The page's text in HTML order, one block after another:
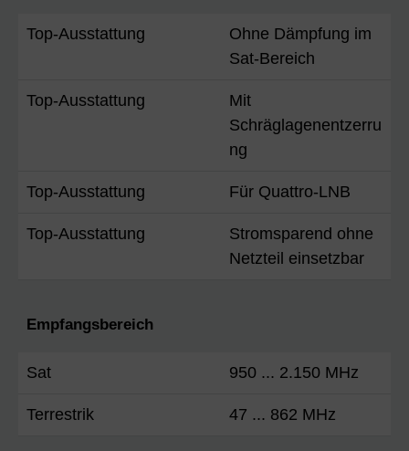
Top-Ausstattung
Ohne Dämpfung im
Sat-Bereich
Top-Ausstattung
Mit
Schräglagenentzerru
ng
Top-Ausstattung Für Quattro-LNB
Top-Ausstattung
Stromsparend ohne
Netzteil einsetzbar
Empfangsbereich
Sat 950 ... 2.150 MHz
Terrestrik 47 ... 862 MHz